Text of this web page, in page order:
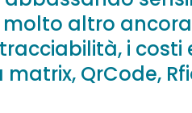
altro
i costi
QrCode,